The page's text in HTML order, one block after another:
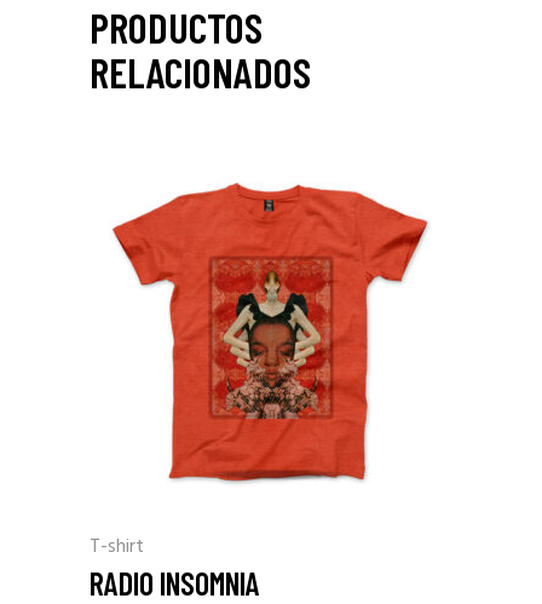
PRODUCTOS
RELACIONADOS
T-shirt
RADIO INSOMNIA